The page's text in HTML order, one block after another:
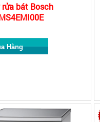
rửa bát Bosch